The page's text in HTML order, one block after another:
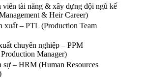
viên tài năng & xây dựng đội ngũ kế
& Heir Career)
xuất – PTL (Production Team
chuyên nghiệp – PPM
Manager)
sự – HRM (Human Resources